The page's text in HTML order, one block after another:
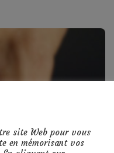
site Web pour vous
en mémorisant vos